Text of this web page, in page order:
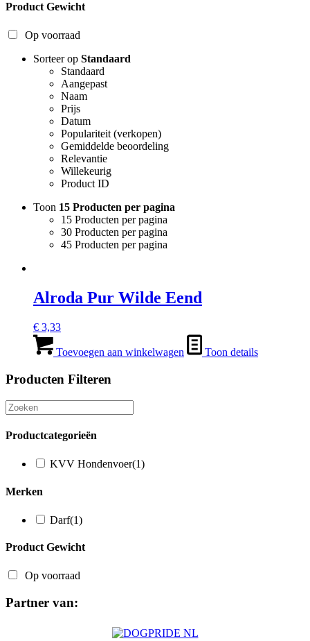
Product Gewicht
Op voorraad
Sorteer op Standaard
Standaard
Aangepast
Naam
Prijs
Datum
Populariteit (verkopen)
Gemiddelde beoordeling
Relevantie
Willekeurig
Product ID
Toon 15 Producten per pagina
15 Producten per pagina
30 Producten per pagina
45 Producten per pagina
Alroda Pur Wilde Eend
€ 3,33
Toevoegen aan winkelwagen Toon details
Producten Filteren
Productcategorieën
KVV Hondenvoer(1)
Merken
Darf(1)
Product Gewicht
Op voorraad
Partner van: